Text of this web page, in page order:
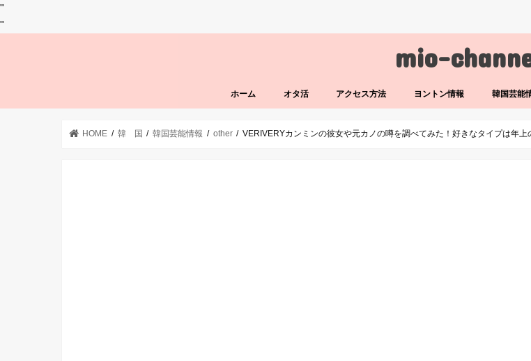
"
"
mio-
ホーム オタ活 アクセス方法 ヨントン情報 韓国芸能
HOME 韓 国 韓国芸能情報 other VERIVERYカンミンの彼女や元カノの噂を調べてみた！好きなタイプは年上